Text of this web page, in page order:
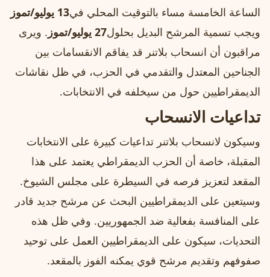
الساعة الخامسة مساء بالتوقيت المحلي في13 يوليو/تموز
ويجب تسمية المرشح البديل بحلول27 يوليو/تموز
. ويرى
مراقبون أن انسحاب بلاتنر قد يفاقم الانقسامات بين
الجناحين المعتدل والتقدمي في الحزب، في ظل نقاشات
الديمقراطيين حول من سيخلفه في الانتخابات.
تداعيات الانسحاب
وسيكون لانسحاب بلاتنر تداعيات كبيرة على الانتخابات
المقبلة، خاصة أن الحزب الديمقراطي يعتمد على هذا
المقعد لتعزيز فرصه في السيطرة على مجلس الشيوخ.
وسيتعين على الديمقراطيين البحث عن مرشح جديد قادر
على المنافسة بفعالية ضد الجمهوريين. وفي ظل هذه
التحديات، سيكون على الديمقراطيين العمل على توحيد
صفوفهم وتقديم مرشح قوي يمكنه الفوز بالمقعد.